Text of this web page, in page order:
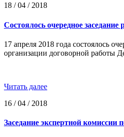
18 / 04 / 2018
Cостоялось очередное заседание
17 апреля 2018 года состоялось
организации договорной работы
Читать далее
16 / 04 / 2018
Заседание экспертной